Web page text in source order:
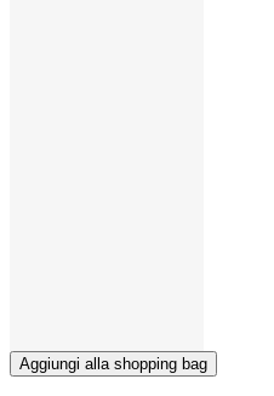
Aggiungi alla shopping bag